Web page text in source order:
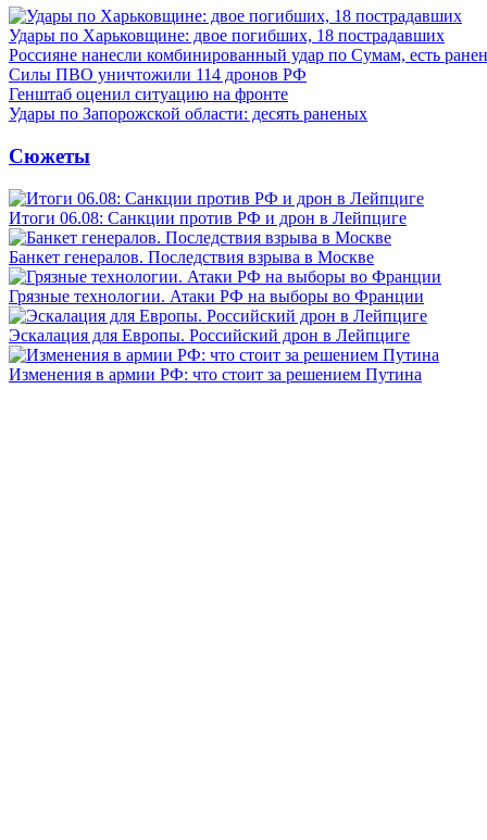
Удары по Харьковщине: двое погибших, 18 пострадавших
Россияне нанесли комбинированный удар по Сумам, есть
Силы ПВО уничтожили 114 дронов РФ
Генштаб оценил ситуацию на фронте
Удары по Запорожской области: десять раненых
Сюжеты
Итоги 06.08: Санкции против РФ и дрон в Лейпциге
Банкет генералов. Последствия взрыва в Москве
Грязные технологии. Атаки РФ на выборы во Франции
Эскалация для Европы. Российский дрон в Лейпциге
Изменения в армии РФ: что стоит за решением Путина